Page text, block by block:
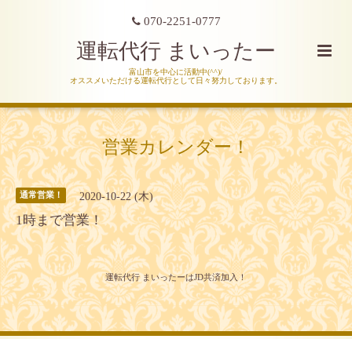
070-2251-0777
運転代行 まいったー
富山市を中心に活動中(^^)/
オススメいただける運転代行として日々努力しております。
営業カレンダー！
通常営業！ 2020-10-22 (木)
1時まで営業！
運転代行 まいったーはJD共済加入！